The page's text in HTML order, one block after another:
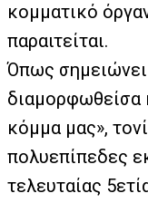
κομματικό
παραιτείται.
Όπως σημειώνει
διαμορφωθείσα
κόμμα μας»,
πολυεπίπεδες
τελευταίας